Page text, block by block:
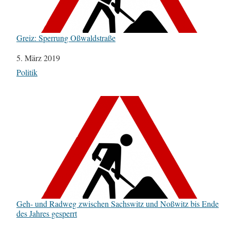
Greiz: Sperrung Oßwaldstraße
Datum
5. März 2019
In Bezug auf
Politik
Geh- und Radweg zwischen Sachswitz und Noßwitz bis Ende
des Jahres gesperrt